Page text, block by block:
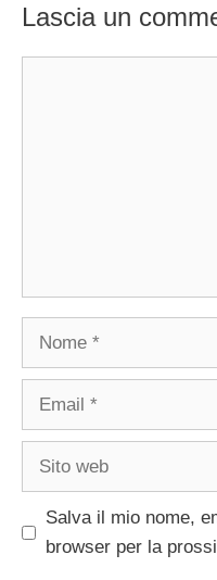
Lascia un
Nome
Email
Sito
Salva il mio nome,
browser per la